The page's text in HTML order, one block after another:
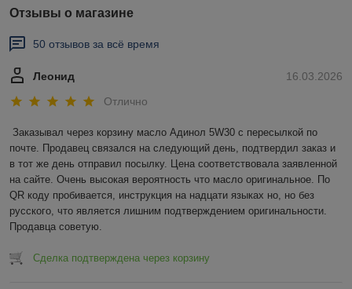
Отзывы о магазине
50 отзывов за всё время
16.03.2026
Леонид
Отлично
Заказывал через корзину масло Адинол 5W30 с пересылкой по
почте. Продавец связался на следующий день, подтвердил заказ и
в тот же день отправил посылку. Цена соответствовала заявленной
на сайте. Очень высокая вероятность что масло оригинальное. По
QR коду пробивается, инструкция на надцати языках но, но без
русского, что является лишним подтверждением оригинальности.
Продавца советую.
Сделка подтверждена через корзину